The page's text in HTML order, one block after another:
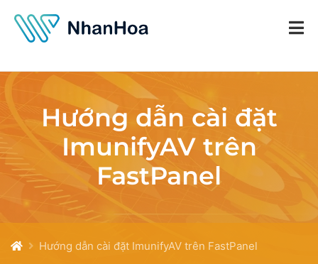
Hướng dẫn cài đặt
ImunifyAV trên
FastPanel
Hướng dẫn cài đặt ImunifyAV trên FastPanel